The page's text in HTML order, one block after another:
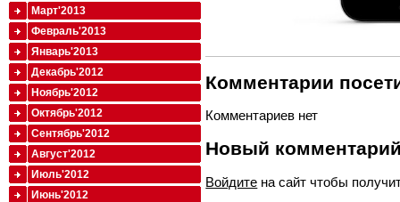
Комментарии
Комментариев нет
Новый
Войдите на сайт чтобы
Март'2013
Февраль'2013
Январь'2013
Декабрь'2012
Ноябрь'2012
Октябрь'2012
Сентябрь'2012
Август'2012
Июль'2012
Июнь'2012